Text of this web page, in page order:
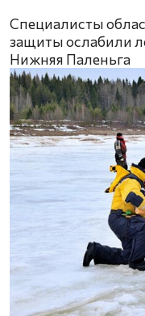
Специалисты
защиты ослабили
Нижняя Паленьга